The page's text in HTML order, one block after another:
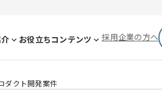
お役立ちコンテンツ 採用企業の方へ
ダクト開発案件